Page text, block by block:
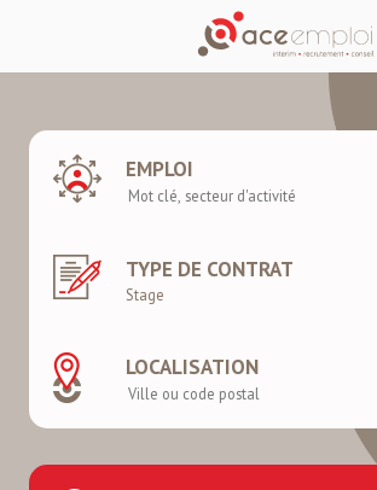
EMPLOI
TYPE DE CONTRAT
LOCALISATION